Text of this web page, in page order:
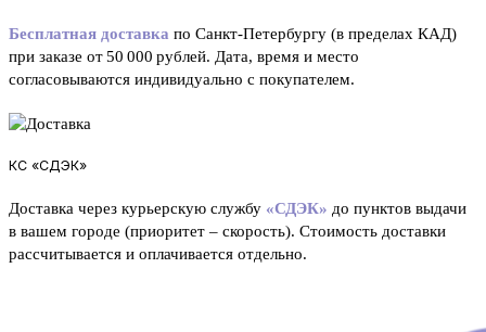
Бесплатная доставка по Санкт‑Петербургу (в пределах КАД)
при заказе от 50 000 рублей. Дата, время и место
согласовываются индивидуально с покупателем.
КС «СДЭК»
Доставка через курьерскую службу «СДЭК» до пунктов выдачи
в вашем городе (приоритет – скорость). Стоимость доставки
рассчитывается и оплачивается отдельно.